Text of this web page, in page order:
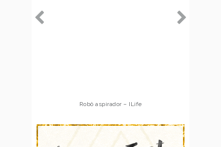
Robô aspirador – ILife